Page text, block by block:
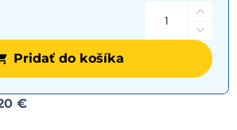
Pridať do košíka
€